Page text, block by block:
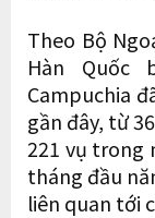
Theo Bộ
Hàn
Campuchia
gần đây, từ
221 vụ trong
tháng đầu
liên quan tới